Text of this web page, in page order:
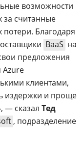
возможности
за считанные
Благодаря
BaaS на
предложения
Azure
клиентами,
издержки и проще
— сказал Тед
, подразделение